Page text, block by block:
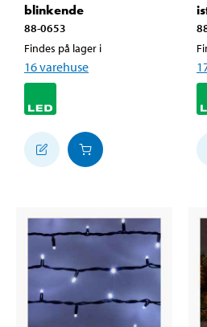
blinkende
88-0653
Findes på lager i
16varehuse